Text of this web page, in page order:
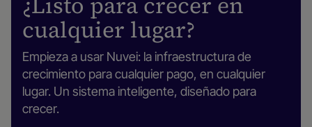
cualquier lugar?
Empieza a usar Nuvei: la infraestructura de
crecimiento para cualquier pago, en cualquier
lugar. Un sistema inteligente, diseñado para
crecer.